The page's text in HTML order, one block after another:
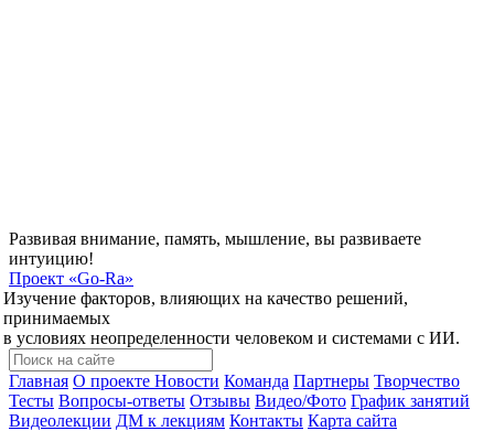
Развивая внимание, память, мышление, вы развиваете
интуицию!
Проект «Go-Ra»
Изучение факторов, влияющих на качество решений,
принимаемых
в условиях неопределенности человеком и системами с ИИ.
Главная О проекте Новости Команда Партнеры Творчество
Тесты Вопросы-ответы Отзывы Видео/Фото График занятий
Видеолекции ДМ к лекциям Контакты Карта сайта